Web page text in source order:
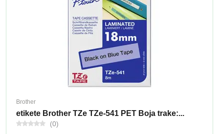
Brother
etikete Brother TZe TZe-541 PET Boja trake:...
(0)